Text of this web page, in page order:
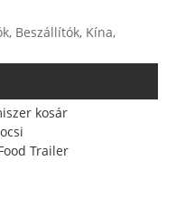
Beszállítók, Kína,
kosár
Trailer